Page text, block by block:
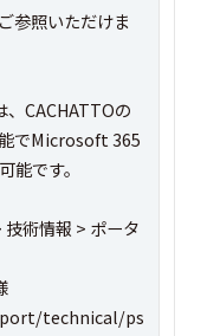
参照いただけま
CACHATTOの
でMicrosoft 365
能です。
技術情報 > ポータ
technical/ps